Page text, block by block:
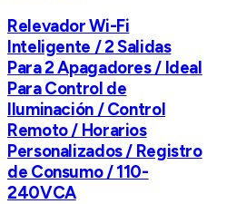
Relevador Wi-Fi
Inteligente / 2 Salidas
Para 2 Apagadores / Ideal
Para Control de
Iluminación / Control
Remoto / Horarios
Personalizados / Registro
de Consumo / 110-
240VCA